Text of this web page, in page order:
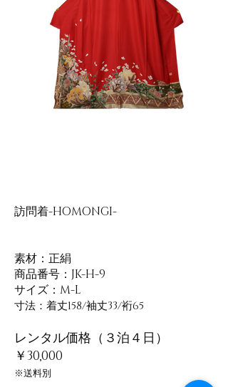
訪問着-HOMONGI-
素材：正絹
​商品番号：JK-H-9
サイズ：M-L
寸法：着丈158/袖丈33/裄65
レンタル価格（３泊４日）
￥30,000
​※送料別